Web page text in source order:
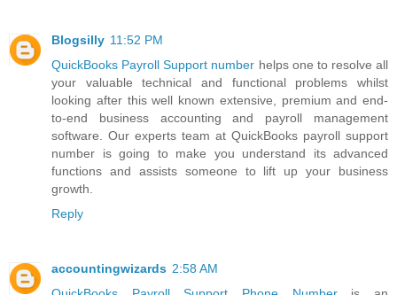
Blogsilly 11:52 PM
QuickBooks Payroll Support number helps one to resolve all
your valuable technical and functional problems whilst
looking after this well known extensive, premium and end-
to-end business accounting and payroll management
software. Our experts team at QuickBooks payroll support
number is going to make you understand its advanced
functions and assists someone to lift up your business
growth.
Reply
accountingwizards 2:58 AM